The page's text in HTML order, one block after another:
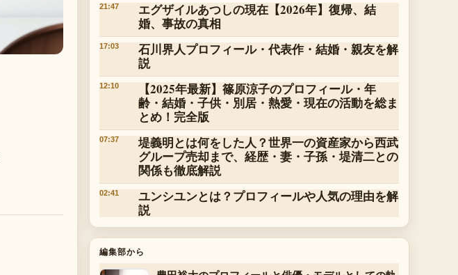
21:47
エグザイルあつしの現在【2026年】復帰、結
婚、事故の真相
17:03
石川界人プロフィール・代表作・結婚・親友を解
説
12:10
【2025年最新】篠原涼子のプロフィール・年
齢・結婚・子供・別居・熱愛・現在の活動を総ま
とめ！完全版
07:37
堤義明とは何をした人？世界一の資産家から西武
グループ売却まで、経歴・妻・子孫・堤清二との
関係も徹底解説
02:41
ユンシユンとは？プロフィールや人気の理由を解
説
編集部から